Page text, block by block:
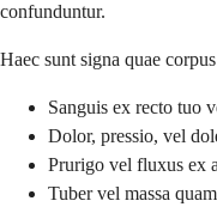
confunduntur.
Haec sunt signa quae
Sanguis ex recto tuo
Dolor, pressio, vel
Prurigo vel fluxus ex
Tuber vel massa